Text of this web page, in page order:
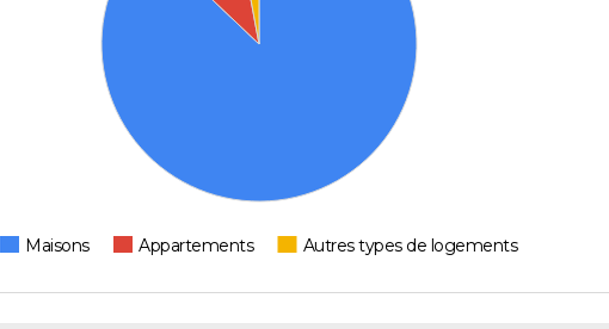
Maisons Appartements Autres types de logements